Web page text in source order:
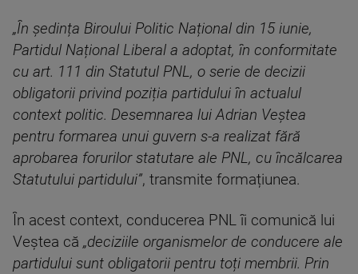
„În ședința Biroului Politic Național din 15 iunie,
Partidul Național Liberal a adoptat, în conformitate
cu art. 111 din Statutul PNL, o serie de decizii
obligatorii privind poziția partidului în actualul
context politic. Desemnarea lui Adrian Veștea
pentru formarea unui guvern s-a realizat fără
aprobarea forurilor statutare ale PNL, cu încălcarea
Statutului partidului”, transmite formațiunea.
În acest context, conducerea PNL îi comunică lui
Veștea că „deciziile organismelor de conducere ale
partidului sunt obligatorii pentru toți membrii. Prin